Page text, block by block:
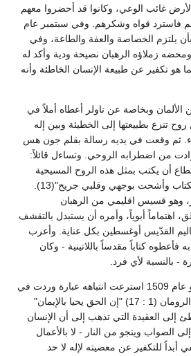
غائب الوعي، وكانوا قد أحضروا معهم
فاسترد قواه وشكرهم. وفي سبتمبر عام
بأن يلتزم الخصاصة والعفة والطاعة، وفي
رُسم قساً ومحضه زملاؤه الرهبان نصيحة ودية وأكد له
هو تكفير عن طبيعة الإنسان الخاطئة وأنه
الألمان وبخاصة عن تاولر أعطاه أملاً في
روح تنزع بطبيعتها إلى الخطيئة وبين إله
وقعت في يديه رسالة بقلم جون هس
من اضطرابه الروحي. وتساءل قائلاً:
أن يكتب بمثل هذه الروح المسيحية
وبهذه القوة؟ لقد أغلقت الكتاب وأشحت بوجهي وقلبي جريح"(13).
وهو قسيس اقليمي من الرهبان
اهتماماً أبوياً، وأمره أن يستبدل بالتقشف
القدّيس أوغسطين بكل عناية. وأعرب
كتاباً مقدساً باللاتينية - وكان
- بالنسبة لأي فرد.
وفي أحد أيام عام 1508 أو عام 1509 استرعت انتباهه عبارة وردت في
رسالة القدّيس بولس إلى الرومان (1 : 17) "إن الحق يحيا بالإيمان"
إلى العقيدة التي تذهب إلى أن الإنسان
الصواب وينجو من النار - لا بالأعمال
أبداً للتكفير عن معصيته لإله لا حد